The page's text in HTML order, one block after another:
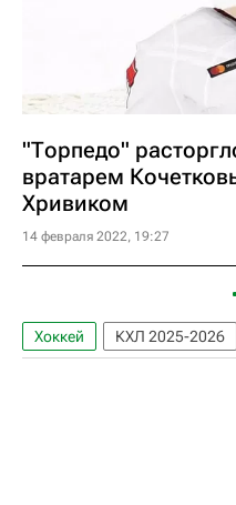
"Торпедо"
вратарем
Хривиком
14 февраля 2022, 19:27
Хоккей КХЛ 2025-2026